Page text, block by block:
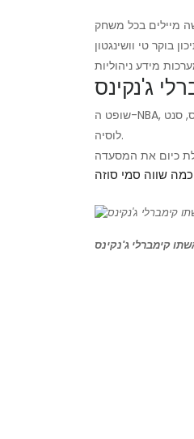
ג'נקינס
שופט ה-NBA, אחים טוני, נשוי לקימברלי ג'נקינס. בני הזוג החליפו את נדרי החתונה שלהם ב-1 ביולי 2022, באיי גרוס, סנט
לוסיה.
כמה שווה סמי סוזה